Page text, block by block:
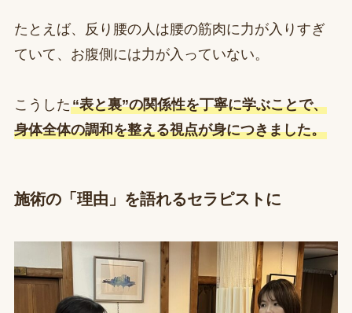
たとえば、反り腰の人は腰の筋肉に力が入りすぎ
ていて、お腹側には力が入っていない。
こうした“表と裏”の関係性を丁寧に学ぶことで、
身体全体の調和を整える視点が身につきました。
施術の「理由」を語れるセラピストに